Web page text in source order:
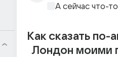
А сейчас что-
Как сказать по-
Лондон моими